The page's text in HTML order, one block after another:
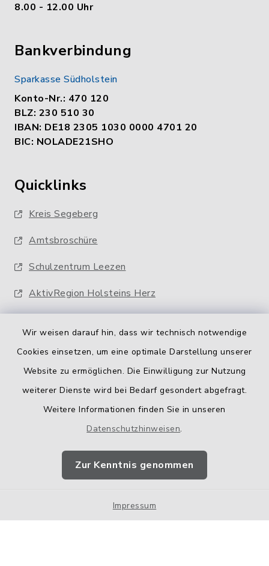
Wir weisen darauf hin, dass wir technisch notwendige
Cookies einsetzen, um eine optimale Darstellung unserer
Website zu ermöglichen. Die Einwilligung zur Nutzung
weiterer Dienste wird bei Bedarf gesondert abgefragt.
Weitere Informationen finden Sie in unseren
Datenschutzhinweisen.
Zur Kenntnis genommen
Impressum
8.00 - 12.00 Uhr
Bankverbindung
Sparkasse Südholstein
Konto-Nr.: 470 120
BLZ: 230 510 30
IBAN: DE18 2305 1030 0000 4701 20
BIC: NOLADE21SHO
Quicklinks
Kreis Segeberg
Amtsbroschüre
Schulzentrum Leezen
AktivRegion Holsteins Herz
Barrierefreiheit
Impressum
Sitemap